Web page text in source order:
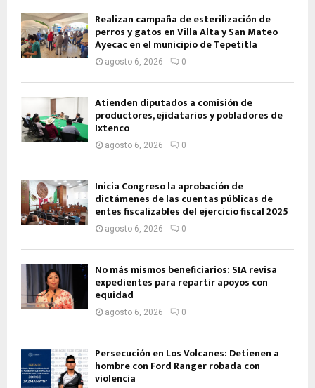
Realizan campaña de esterilización de
perros y gatos en Villa Alta y San Mateo
Ayecac en el municipio de Tepetitla
agosto 6, 2026 0
Atienden diputados a comisión de
productores, ejidatarios y pobladores de
Ixtenco
agosto 6, 2026 0
Inicia Congreso la aprobación de
dictámenes de las cuentas públicas de
entes fiscalizables del ejercicio fiscal 2025
agosto 6, 2026 0
No más mismos beneficiarios: SIA revisa
expedientes para repartir apoyos con
equidad
agosto 6, 2026 0
Persecución en Los Volcanes: Detienen a
hombre con Ford Ranger robada con
violencia